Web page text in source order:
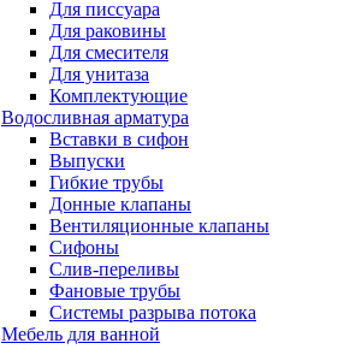
Для писсуара
Для раковины
Для смесителя
Для унитаза
Комплектующие
Водосливная арматура
Вставки в сифон
Выпуски
Гибкие трубы
Донные клапаны
Вентиляционные клапаны
Сифоны
Слив-переливы
Фановые трубы
Системы разрыва потока
Мебель для ванной